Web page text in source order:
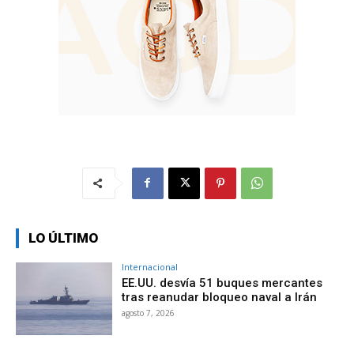
LO ÚLTIMO
Internacional
EE.UU. desvía 51 buques mercantes
tras reanudar bloqueo naval a Irán
agosto 7, 2026